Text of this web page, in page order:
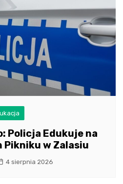
Policja Edukuje na
w Zalasiu
4 sierpnia 2026